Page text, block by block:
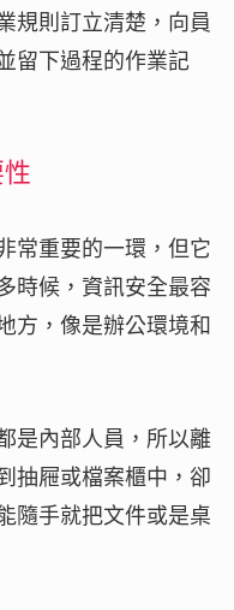
規則訂立清楚，向員
留下過程的作業記
常重要的一環，但它
時候，資訊安全最容
方，像是辦公環境和
是內部人員，所以離
抽屜或檔案櫃中，卻
隨手就把文件或是桌